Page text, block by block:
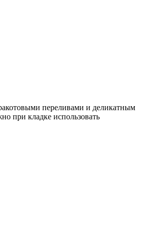
переливами и деликатным
при кладке использовать